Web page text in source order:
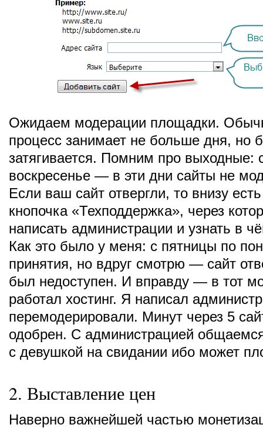
Ожидаем модерации площадки.
процесс занимает не больше дня, но
затягивается. Помним про выходные:
воскресенье — в эти дни сайты не
Если ваш сайт отвергли, то внизу
кнопочка «Техподдержка», через
написать администрации и узнать в
Как это было у меня: с пятницы по
принятия, но вдруг смотрю — сайт
был недоступен. И вправду — в тот
работал хостинг. Я написал
перемодерировали. Минут через 5
одобрен. С администрацией
с девушкой на свидании ибо может
2. Выставление цен
Наверно важнейшей частью